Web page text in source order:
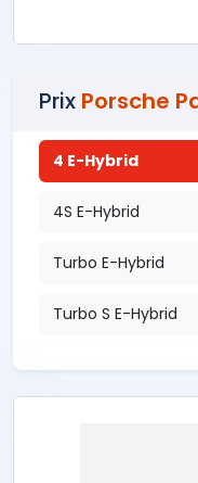
Prix Porsche
4 E-Hybrid
4S E-Hybrid
Turbo E-Hybrid
Turbo S E-Hybrid